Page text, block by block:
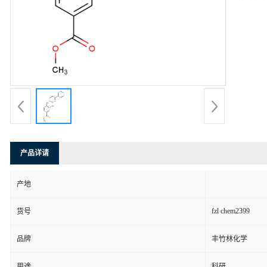
产品详请
产地
货号 fzl chem2399
品牌 丰竹林化学